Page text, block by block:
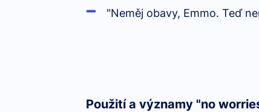
"Neměj obavy, Emmo. Teď
Použití a významy "no